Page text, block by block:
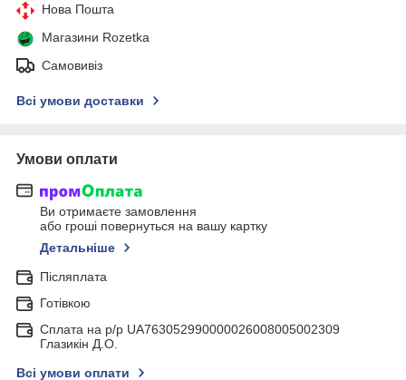
Нова Пошта
Магазини Rozetka
Самовивіз
Всі умови доставки
Умови оплати
Ви отримаєте замовлення
або гроші повернуться на вашу картку
Детальніше
Післяплата
Готівкою
Сплата на р/р UA763052990000026008005002309
Глазикін Д.О.
Всі умови оплати